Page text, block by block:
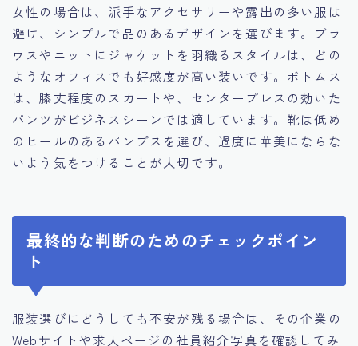
女性の場合は、派手なアクセサリーや露出の多い服は
避け、シンプルで品のあるデザインを選びます。ブラ
ウスやニットにジャケットを羽織るスタイルは、どの
ようなオフィスでも好感度が高い装いです。ボトムス
は、膝丈程度のスカートや、センタープレスの効いた
パンツがビジネスシーンでは適しています。靴は低め
のヒールのあるパンプスを選び、過度に華美にならな
いよう気をつけることが大切です。
最終的な判断のためのチェックポイン
ト
服装選びにどうしても不安が残る場合は、その企業の
Webサイトや求人ページの社員紹介写真を確認してみ